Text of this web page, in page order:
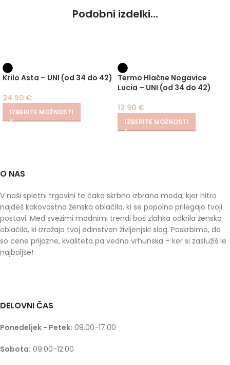
Podobni izdelki...
Krilo Asta – UNI (od 34 do 42)
24.90 €
IZBERITE MOŽNOSTI
Termo Hlačne Nogavice
Lucia – UNI (od 34 do 42)
13.90 €
IZBERITE MOŽNOSTI
O NAS
V naši spletni trgovini te čaka skrbno izbrana moda, kjer hitro
najdeš kakovostna ženska oblačila, ki se popolno prilegajo tvoji
postavi. Med svežimi modnimi trendi boš zlahka odkrila ženska
oblačila, ki izražajo tvoj edinstven življenjski slog. Poskrbimo, da
so cene prijazne, kvaliteta pa vedno vrhunska – ker si zaslužiš le
najboljše!
DELOVNI ČAS
Ponedeljek - Petek: 09.00-17.00
Sobota: 09:00-12:00